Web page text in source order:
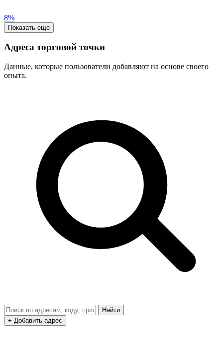
8%
Показать еще
Адреса торговой точки
Данные, которые пользователи добавляют на основе своего
опыта.
Найти
+ Добавить адрес